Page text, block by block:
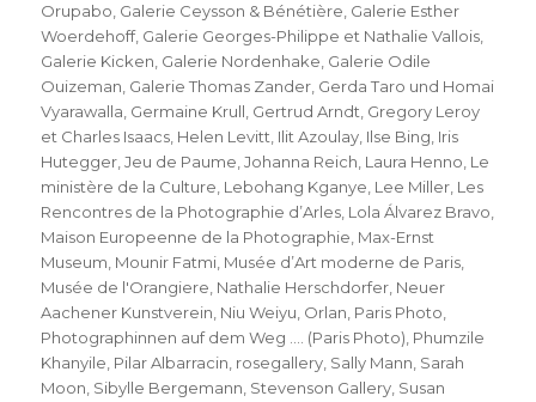
Orupabo, Galerie Ceysson & Bénétière, Galerie Esther
Woerdehoff, Galerie Georges-Philippe et Nathalie Vallois,
Galerie Kicken, Galerie Nordenhake, Galerie Odile
Ouizeman, Galerie Thomas Zander, Gerda Taro und Homai
Vyarawalla, Germaine Krull, Gertrud Arndt, Gregory Leroy
et Charles Isaacs, Helen Levitt, Ilit Azoulay, Ilse Bing, Iris
Hutegger,Jeu de Paume,Johanna Reich, Laura Henno, Le
ministère de la Culture, Lebohang Kganye, Lee Miller, Les
Rencontres de la Photographie d’Arles, Lola Álvarez Bravo,
Maison Europeenne de la Photographie, Max-Ernst
Museum, Mounir Fatmi, Musée d’Art moderne de Paris,
Musée de l'Orangiere, Nathalie Herschdorfer, Neuer
Aachener Kunstverein, Niu Weiyu, Orlan, Paris Photo,
Photographinnen auf dem Weg …. (Paris Photo), Phumzile
Khanyile, Pilar Albarracin, rosegallery, Sally Mann, Sarah
Moon, Sibylle Bergemann, Stevenson Gallery, Susan